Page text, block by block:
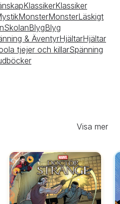
KlassikerKlassiker
MonsterMonsterLäskigt
SkolanBlygBlyg
& ÄventyrHjältarHjältar
tjejer och killarSpänning
Visa mer